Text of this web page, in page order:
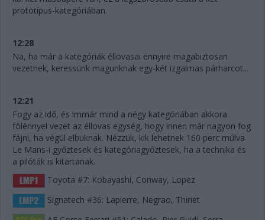
prototípus-kategóriában.
12:28
Na, ha már a kategóriák éllovasai ennyire magabiztosan
vezetnek, keressünk magunknak egy-két izgalmas párharcot...
12:21
Fogy az idő, és immár mind a négy kategóriában akkora
fölénnyel vezet az éllovas egység, hogy innen már nagyon fog
fájni, ha végül elbuknak. Nézzük, kik lehetnek 160 perc múlva
Le Mans-i győztesek és kategóriagyőztesek, ha a technika és
a pilóták is kitartanak.
Toyota #7: Kobayashi, Conway, Lopez
Signatech #36: Lapierre, Negrao, Thiriet